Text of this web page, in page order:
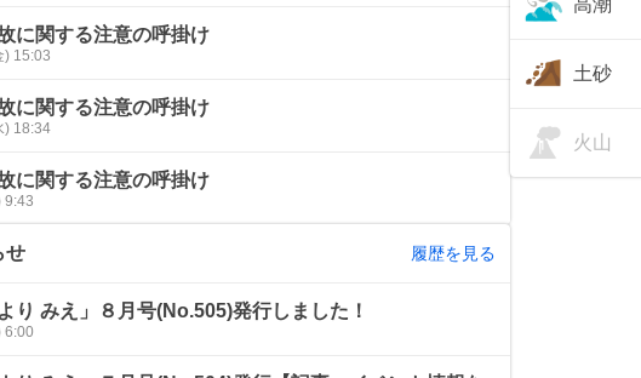
に関する注意の呼掛け
) 15:03
に関する注意の呼掛け
) 18:34
に関する注意の呼掛け
9:43
せ 履歴を見る
り みえ」８月号(No.505)発行しました！
6:00
高潮
土砂
火山